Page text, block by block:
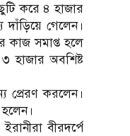
করে ৪ হাজার
গেলেন।
কাজ সমাপ্ত হলে
হাজার অবশিষ্ট
প্রেরণ করলেন।
বীরদর্পে